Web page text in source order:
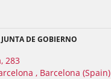
DE GOBIERNO
283
, Barcelona (Spain)